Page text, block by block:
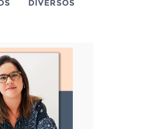
DIVERSOS